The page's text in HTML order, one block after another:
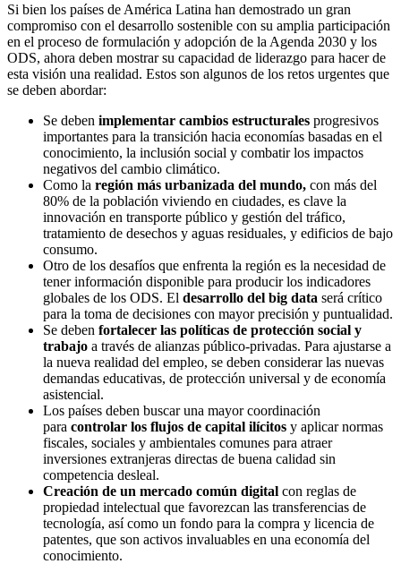
Si bien los países de América Latina han demostrado un gran
compromiso con el desarrollo sostenible con su amplia participación
en el proceso de formulación y adopción de la Agenda 2030 y los
ODS, ahora deben mostrar su capacidad de liderazgo para hacer de
esta visión una realidad. Estos son algunos de los retos urgentes que
se deben abordar:
Se deben implementar cambios estructurales progresivos
importantes para la transición hacia economías basadas en el
conocimiento, la inclusión social y combatir los impactos
negativos del cambio climático.
Como la región más urbanizada del mundo, con más del
80% de la población viviendo en ciudades, es clave la
innovación en transporte público y gestión del tráfico,
tratamiento de desechos y aguas residuales, y edificios de bajo
consumo.
Otro de los desafíos que enfrenta la región es la necesidad de
tener información disponible para producir los indicadores
globales de los ODS. El desarrollo del big data será crítico
para la toma de decisiones con mayor precisión y puntualidad.
Se deben fortalecer las políticas de protección social y
trabajo a través de alianzas público-privadas. Para ajustarse a
la nueva realidad del empleo, se deben considerar las nuevas
demandas educativas, de protección universal y de economía
asistencial.
Los países deben buscar una mayor coordinación
para controlar los flujos de capital ilícitos y aplicar normas
fiscales, sociales y ambientales comunes para atraer
inversiones extranjeras directas de buena calidad sin
competencia desleal.
Creación de un mercado común digital con reglas de
propiedad intelectual que favorezcan las transferencias de
tecnología, así como un fondo para la compra y licencia de
patentes, que son activos invaluables en una economía del
conocimiento.